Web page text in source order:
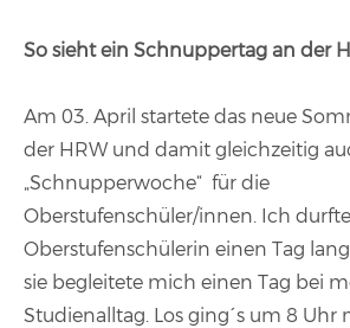
So sieht ein Schnuppertag an der
Am 03. April startete das neue
der HRW und damit gleichzeitig
„Schnupperwoche“ für die
Oberstufenschüler/innen. Ich
Oberstufenschülerin einen Tag
sie begleitete mich einen Tag bei
Studienalltag. Los ging´s um 8 Uhr